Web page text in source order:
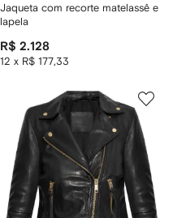
Jaqueta com recorte matelassê e
lapela
R$ 2.128
12 x R$ 177,33